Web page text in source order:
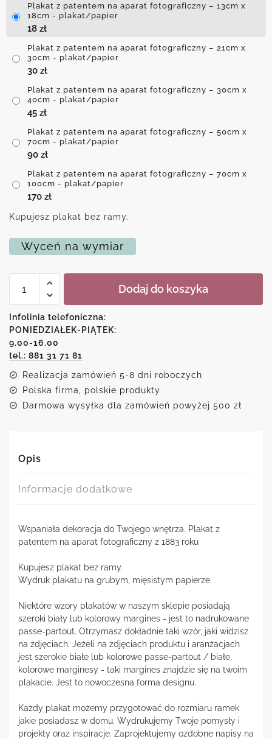
Plakat z patentem na aparat fotograficzny – 13cm x
18cm - plakat/papier
18 zł
Plakat z patentem na aparat fotograficzny – 21cm x
30cm - plakat/papier
30 zł
Plakat z patentem na aparat fotograficzny – 30cm x
40cm - plakat/papier
45 zł
Plakat z patentem na aparat fotograficzny – 50cm x
70cm - plakat/papier
90 zł
Plakat z patentem na aparat fotograficzny – 70cm x
100cm - plakat/papier
170 zł
Kupujesz plakat bez ramy.
Wyceń na wymiar
Plakat
na
aparat
fotograficzny
Dodaj do koszyka
Infolinia telefoniczna:
PONIEDZIAŁEK-PIĄTEK:
9.00-16.00
tel.: 881 31 71 81
Realizacja zamówień 5-8 dni roboczych
Polska firma, polskie produkty
Darmowa wysyłka dla zamówień powyżej 500 zł
Opis
Informacje dodatkowe
Wspaniała dekoracja do Twojego wnętrza. Plakat z
patentem na aparat fotograficzny z 1883 roku
Kupujesz plakat bez ramy.
Wydruk plakatu na grubym, mięsistym papierze.
Niektóre wzory plakatów w naszym sklepie posiadają
szeroki biały lub kolorowy margines - jest to nadrukowane
passe-partout. Otrzymasz dokładnie taki wzór, jaki widzisz
na zdjęciach. Jeżeli na zdjęciach produktu i aranżacjach
jest szerokie białe lub kolorowe passe-partout / białe,
kolorowe marginesy - taki margines znajdzie się na twoim
plakacie. Jest to nowoczesna forma designu.
Każdy plakat możemy przygotować do rozmiaru ramek
jakie posiadasz w domu. Wydrukujemy Twoje pomysły i
projekty oraz inspiracje. Zaprojektujemy ozdobne napisy na